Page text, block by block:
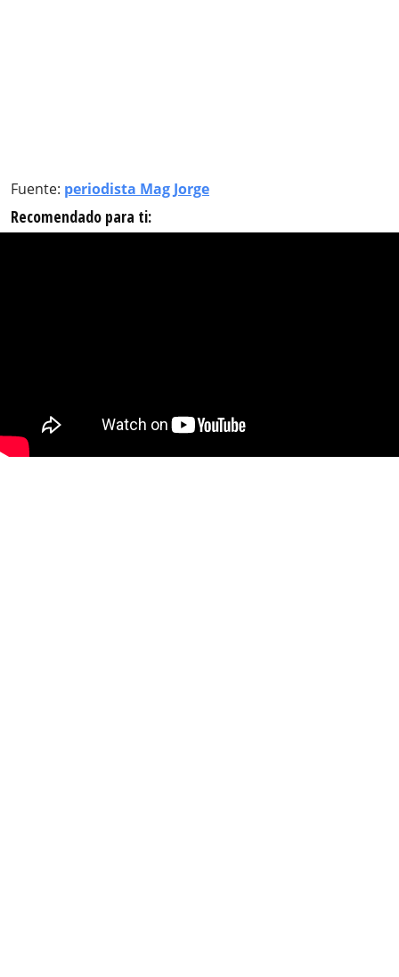
Fuente: periodista Mag Jorge
Recomendado para ti: